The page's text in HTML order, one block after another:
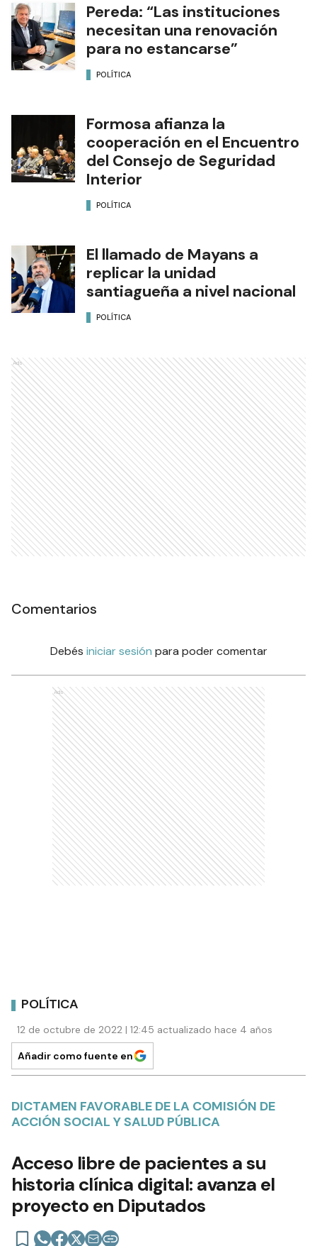
Pereda: “Las instituciones
necesitan una renovación
para no estancarse”
POLÍTICA
Formosa afianza la
cooperación en el Encuentro
del Consejo de Seguridad
Interior
POLÍTICA
El llamado de Mayans a
replicar la unidad
santiagueña a nivel nacional
POLÍTICA
Ads
Comentarios
Debés iniciar sesión para poder comentar
Ads
POLÍTICA
12 de octubre de 2022 | 12:45 actualizado hace 4 años
Añadir como fuente en
DICTAMEN FAVORABLE DE LA COMISIÓN DE
ACCIÓN SOCIAL Y SALUD PÚBLICA
Acceso libre de pacientes a su
historia clínica digital: avanza el
proyecto en Diputados